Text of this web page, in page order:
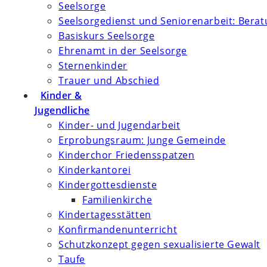
Seelsorge
Seelsorgedienst und Seniorenarbeit:
Basiskurs Seelsorge
Ehrenamt in der Seelsorge
Sternenkinder
Trauer und Abschied
Kinder &
Jugendliche
Kinder- und Jugendarbeit
Erprobungsraum: Junge Gemeinde
Kinderchor Friedensspatzen
Kinderkantorei
Kindergottesdienste
Familienkirche
Kindertagesstätten
Konfirmanden­unterricht
Schutzkonzept gegen sexualisierte Gewalt
Taufe